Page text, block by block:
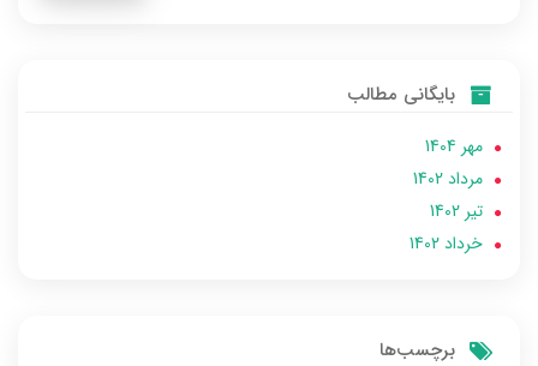
بایگانی مطالب
مهر 1404
مرداد 1402
تير 1402
خرداد 1402
برچسب‌ها